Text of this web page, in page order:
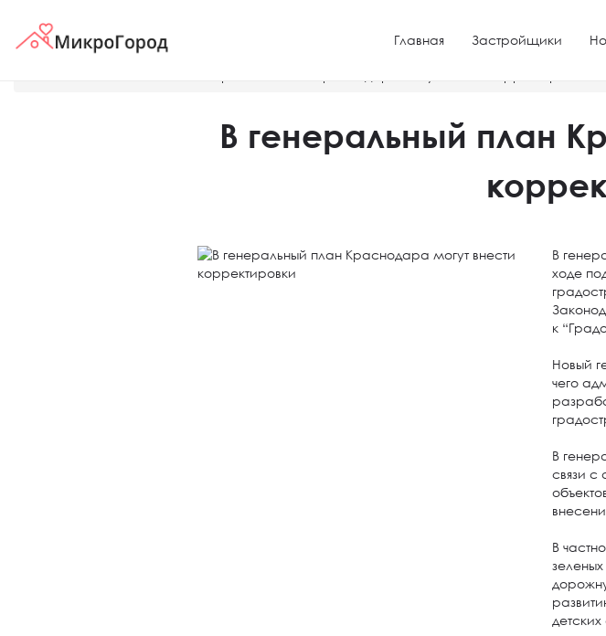
Главная Застройщики
В генеральный план
В
ходе
к
Новый
чего
В
связи с
В